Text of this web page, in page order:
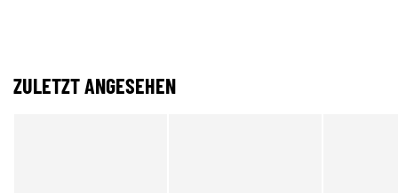
ZULETZT ANGESEHEN